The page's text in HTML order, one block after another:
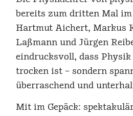
bereits zum dritten Mal im
Hartmut Aichert, Markus
Laßmann und Jürgen
eindrucksvoll, dass Physik
trocken ist – sondern
überraschend und
Mit im Gepäck: